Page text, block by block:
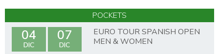
POCKETS
04
DIC
07
DIC
EURO TOUR SPANISH OPEN
MEN & WOMEN